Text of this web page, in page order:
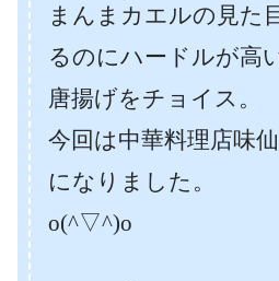
まんまカエルの見た
るのにハードルが高
唐揚げをチョイス。
今回は中華料理店味
になりました。
o(^▽^)o